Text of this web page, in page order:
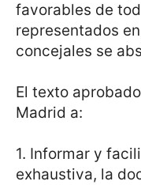
favorables de
representados
concejales se
El texto
Madrid a:
1. Informar y
exhaustiva, la